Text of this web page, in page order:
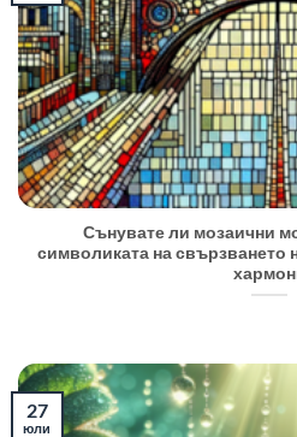
Сънувате ли мозаични
символиката на свързването
27
юли